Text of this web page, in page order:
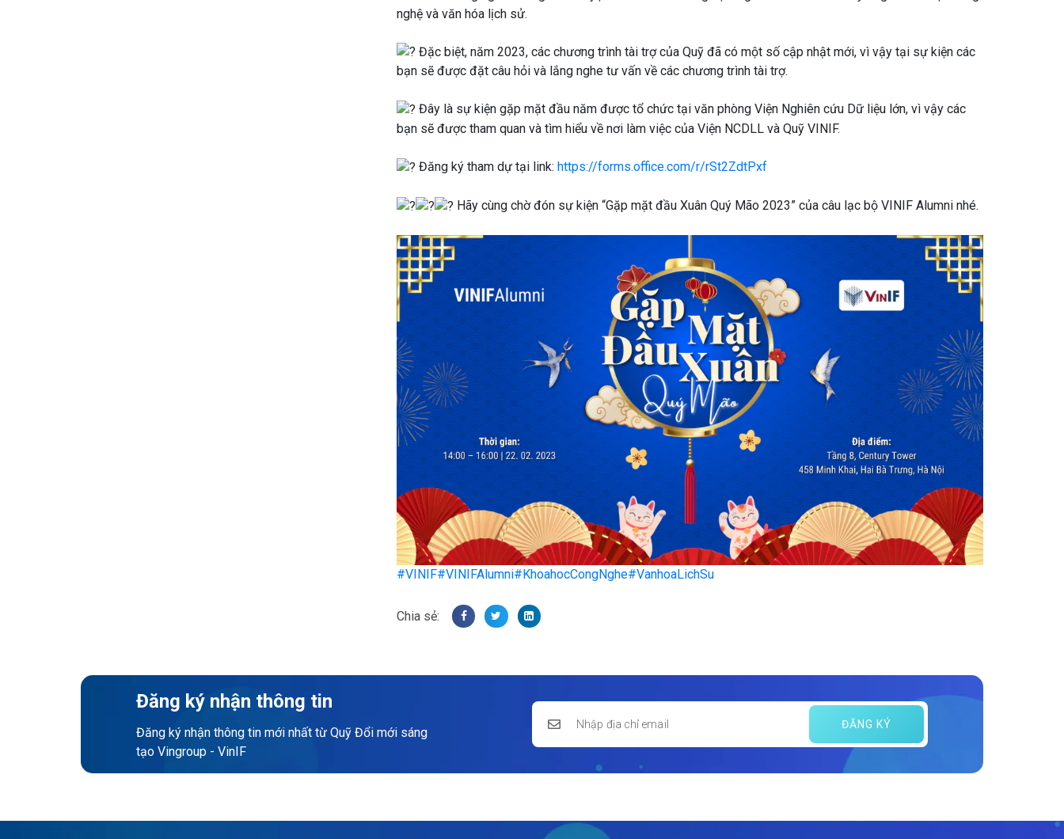
nghệ và văn hóa lịch sử.
Đặc biệt, năm 2023, các chương trình tài trợ của Quỹ đã có một số cập nhật mới, vì vậy tại sự kiện các
bạn sẽ được đặt câu hỏi và lắng nghe tư vấn về các chương trình tài trợ.
Đây là sự kiện gặp mặt đầu năm được tổ chức tại văn phòng Viện Nghiên cứu Dữ liệu lớn, vì vậy các
bạn sẽ được tham quan và tìm hiểu về nơi làm việc của Viện NCDLL và Quỹ VINIF.
Đăng ký tham dự tại link: https://forms.office.com/r/rSt2ZdtPxf
Hãy cùng chờ đón sự kiện “Gặp mặt đầu Xuân Quý Mão 2023” của câu lạc bộ VINIF Alumni nhé.
#VINIF#VINIFAlumni#KhoahocCongNghe#VanhoaLichSu
Đăng ký nhận thông tin
Đăng ký nhận thông tin mới nhất từ Quỹ Đổi mới sáng
tạo Vingroup - VinIF
ĐĂNG KÝ